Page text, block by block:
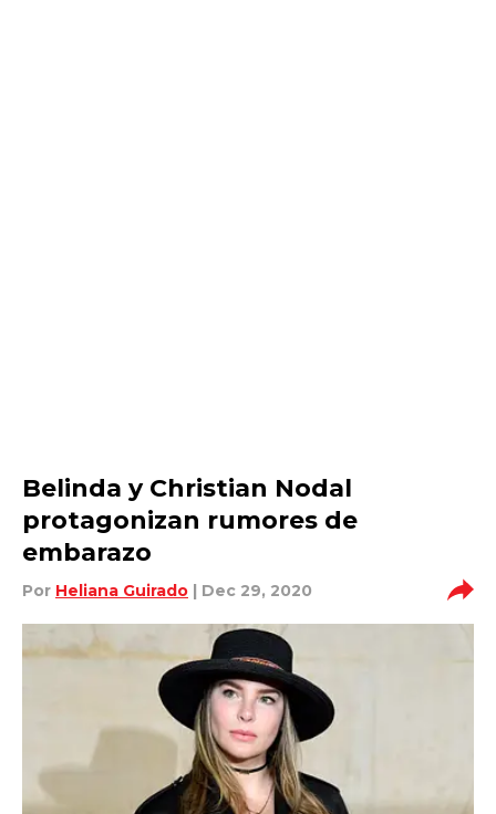
Belinda y Christian Nodal
protagonizan rumores de
embarazo
Por Heliana Guirado | Dec 29, 2020